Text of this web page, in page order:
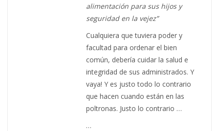
alimentación para sus hijos y
seguridad en la vejez”
Cualquiera que tuviera poder y
facultad para ordenar el bien
común, debería cuidar la salud e
integridad de sus administrados. Y
vaya! Y es justo todo lo contrario
que hacen cuando están en las
poltronas. Justo lo contrario …
…